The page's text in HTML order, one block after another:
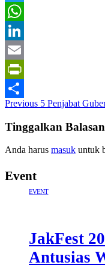
Twitter
WhatsApp
LinkedIn
Email
PrintFriendly
Share
Post
navigation
Previous 5 Penjabat
Tinggalkan Balasan
Anda harus masuk untuk
Event
EVENT
JakFest
Antusias